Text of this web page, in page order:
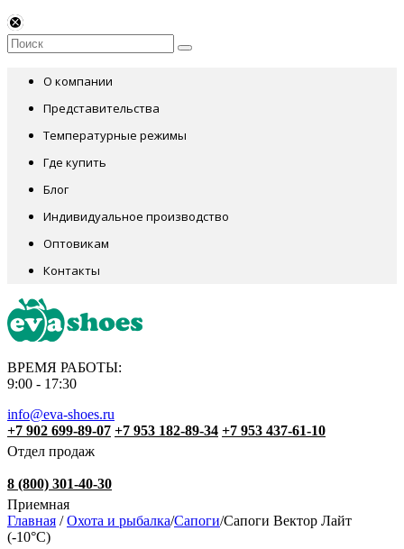
О компании
Представительства
Температурные режимы
Где купить
Блог
Индивидуальное производство
Оптовикам
Контакты
ВРЕМЯ РАБОТЫ:
9:00 - 17:30
info@eva-shoes.ru
+7 902 699-89-07 +7 953 182-89-34 +7 953 437-61-10
Отдел продаж
8 (800) 301-40-30
Приемная
Главная / Охота и рыбалка/Сапоги/Сапоги Вектор Лайт
(-10°С)